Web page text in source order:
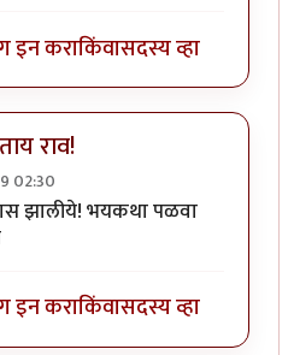
इन कराकिंवासदस्य व्हा
राव!
02:30
झालीये! भयकथा पळवा
इन कराकिंवासदस्य व्हा